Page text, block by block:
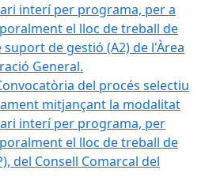
interí per programa, per a
el lloc de treball de
de gestió (A2) de l'Àrea
General.
del procés selectiu
mitjançant la modalitat
interí per programa, per
el lloc de treball de
del Consell Comarcal del